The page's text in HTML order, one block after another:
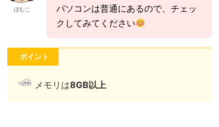
ぽむこ
パソコンは普通にあるので、チェッ
クしてみてください
ポイント
メモリは8GB以上